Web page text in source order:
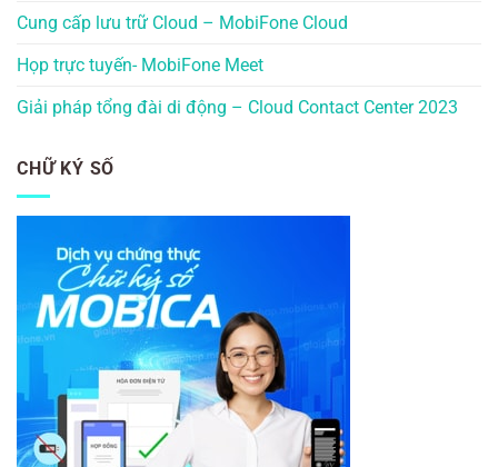
Cung cấp lưu trữ Cloud – MobiFone Cloud
Họp trực tuyến- MobiFone Meet
Giải pháp tổng đài di động – Cloud Contact Center 2023
CHỮ KÝ SỐ